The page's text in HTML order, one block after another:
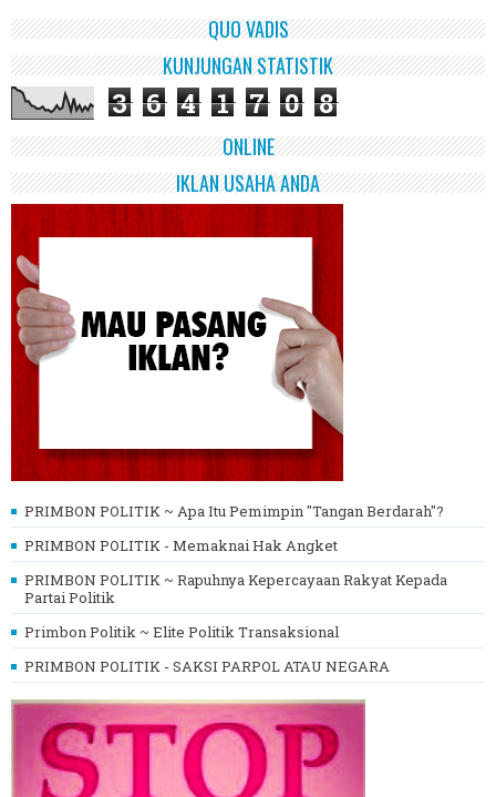
QUO VADIS
KUNJUNGAN STATISTIK
3 6 4 1 7 0 8
ONLINE
IKLAN USAHA ANDA
PRIMBON POLITIK ~ Apa Itu Pemimpin "Tangan Berdarah"?
PRIMBON POLITIK - Memaknai Hak Angket
PRIMBON POLITIK ~ Rapuhnya Kepercayaan Rakyat Kepada
Partai Politik
Primbon Politik ~ Elite Politik Transaksional
PRIMBON POLITIK - SAKSI PARPOL ATAU NEGARA